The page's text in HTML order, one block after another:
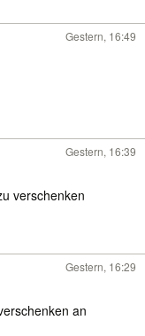
Gestern, 16:49
Gestern, 16:39
verschenken
Gestern, 16:29
an